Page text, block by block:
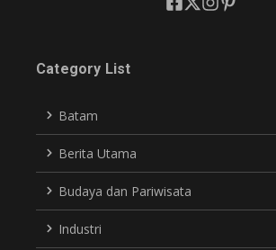
Category List
Batam
Berita Utama
Budaya dan Pariwisata
Industri